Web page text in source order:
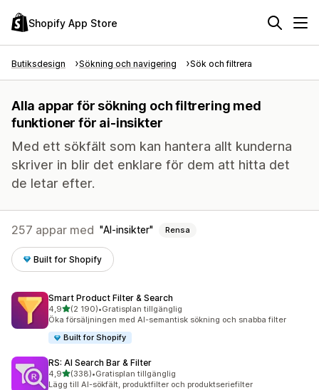
Shopify App Store
Butiksdesign Sökning och navigering Sök och filtrera
Alla appar för sökning och filtrering med
funktioner för ai-insikter
Med ett sökfält som kan hantera allt kunderna
skriver in blir det enklare för dem att hitta det
de letar efter.
257 appar med AI-insikter Rensa
Built for Shopify
Smart Product Filter & Search
4,9av 5 stjärnor
(2 190)
2190 recensioner totalt
•Gratisplan tillgänglig
Öka försäljningen med AI-semantisk sökning och snabba filter
Built for Shopify
RS: AI Search Bar & Filter
4,9av 5 stjärnor
(338)
338 recensioner totalt
•Gratisplan tillgänglig
Lägg till AI-sökfält, produktfilter och produktseriefilter